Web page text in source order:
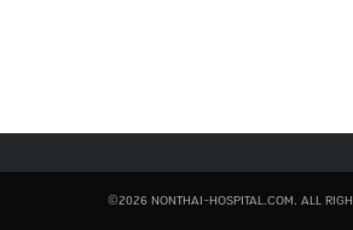
©2026 NONTHAI-HOSPITAL.COM. ALL